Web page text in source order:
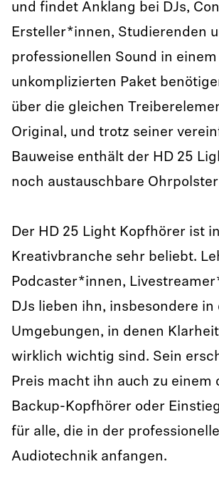
und findet Anklang bei DJs,
Ersteller*innen, Studierenden
professionellen Sound in
unkomplizierten Paket
über die gleichen
Original, und trotz seiner
Bauweise enthält der HD 25
noch austauschbare
Der HD 25 Light Kopfhörer ist
Kreativbranche sehr beliebt.
Podcaster*innen,
DJs lieben ihn, insbesondere in
Umgebungen, in denen
wirklich wichtig sind. Sein
Preis macht ihn auch zu einem
Backup-Kopfhörer oder
für alle, die in der
Audiotechnik anfangen.